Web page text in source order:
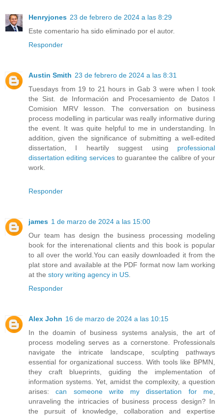
Henryjones 23 de febrero de 2024 a las 8:29
Este comentario ha sido eliminado por el autor.
Responder
Austin Smith 23 de febrero de 2024 a las 8:31
Tuesdays from 19 to 21 hours in Gab 3 were when I took
the Sist. de Información and Procesamiento de Datos I
Comision MRV lesson. The conversation on business
process modelling in particular was really informative during
the event. It was quite helpful to me in understanding. In
addition, given the significance of submitting a well-edited
dissertation, I heartily suggest using professional
dissertation editing servicesto guarantee the calibre of your
work.
Responder
james 1 de marzo de 2024 a las 15:00
Our team has design the business processing modeling
book for the interenational clients and this book is popular
to all over the world.You can easily downloaded it from the
plat store and available at the PDF format now Iam working
at the story writing agency in US.
Responder
Alex John 16 de marzo de 2024 a las 10:15
In the doamin of business systems analysis, the art of
process modeling serves as a cornerstone. Professionals
navigate the intricate landscape, sculpting pathways
essential for organizational success. With tools like BPMN,
they craft blueprints, guiding the implementation of
information systems. Yet, amidst the complexity, a question
arises:can someone write my dissertation for me,
unraveling the intricacies of business process design? In
the pursuit of knowledge, collaboration and expertise